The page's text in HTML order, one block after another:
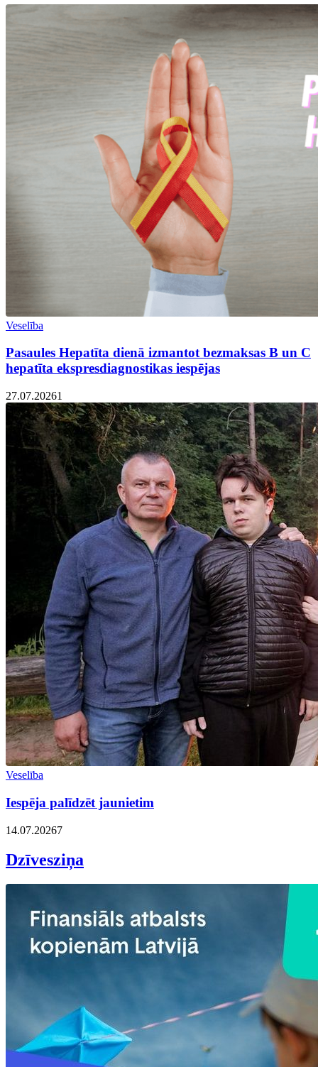
Veselība
Pasaules Hepatīta dienā izmantot bezmaksas B un C
hepatīta ekspresdiagnostikas iespējas
27.07.20261
Veselība
Iespēja palīdzēt jaunietim
14.07.20267
Dzīvesziņa